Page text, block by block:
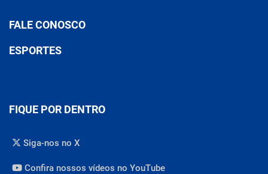
FALE CONOSCO
ESPORTES
FIQUE POR DENTRO
Siga-nos no X
Confira nossos vídeos no YouTube